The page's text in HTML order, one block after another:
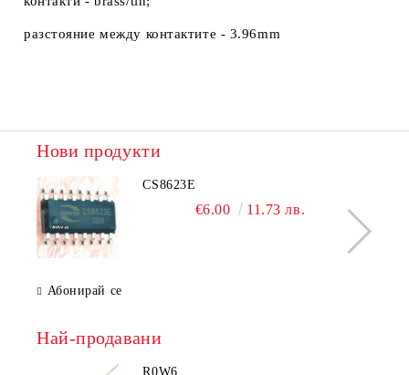
разстояние между контактите - 3.96mm
Нови продукти
CS8623E
€6.00 11.73 лв.
Абонирай се
Най-продавани
R0W6